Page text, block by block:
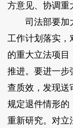
方意见、协调重
司法部要加大
工作计划落实，
的重大立法项目
推进。要进一步
查质效，发现送
规定退件情形的
重新研究。对立